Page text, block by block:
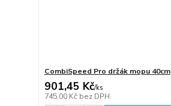
CombiSpeed Pro držák mopu 40cm
901,45 Kč/ks
745,00 Kč bez DPH